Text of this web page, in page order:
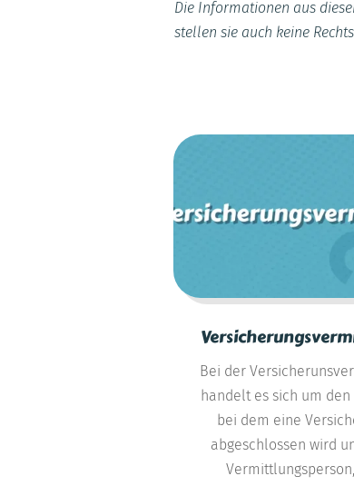
Die Informationen aus
stellen sie auch keine
Bei der
handelt es sich um den
bei dem eine
abgeschlossen wird